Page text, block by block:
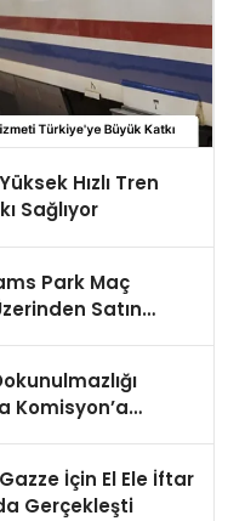
Hızlı Tren
Sağlıyor
Park Maç
Satın
Komisyon’a
İçin El Ele İftar
Gerçekleşti